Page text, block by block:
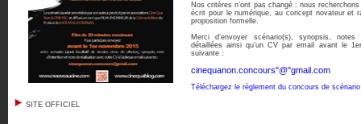
SITE OFFICIEL
Nos critères n’ont pas changé : nous
écrit pour le numérique, au concept novateur et
proposition formelle.
Merci d’envoyer scénario(s), synopsis, notes
détaillées ainsi qu’un CV par email avant le
suivante :
cinequanon.concours"@"gmail.com
Téléchargez le règlement du concours de